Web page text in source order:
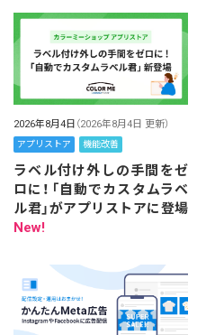
2026年8月4日 （2026年8月4日 更新）
アプリストア 機能改善
ラベル付け外しの手間をゼ
ロに！「自動でカスタムラベ
ル君」がアプリストアに登場
New!